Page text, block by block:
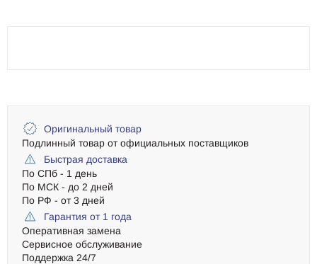
Оригинальный товар
Подлинный товар от официальных поставщиков
Быстрая доставка
По СПб - 1 день
По МСК - до 2 дней
По РФ - от 3 дней
Гарантия от 1 года
Оперативная замена
Сервисное обслуживание
Поддержка 24/7